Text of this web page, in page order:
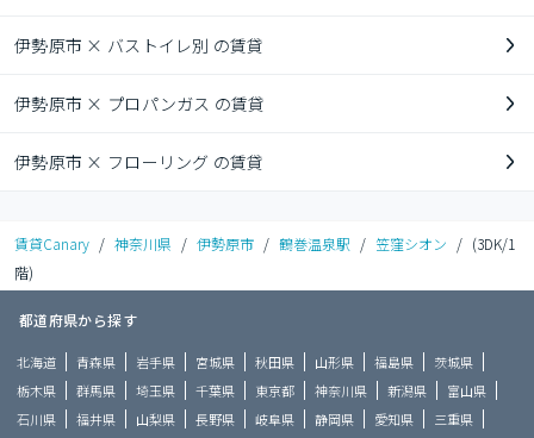
伊勢原市 × バストイレ別 の賃貸
伊勢原市 × プロパンガス の賃貸
伊勢原市 × フローリング の賃貸
賃貸Canary / 神奈川県 / 伊勢原市 / 鶴巻温泉駅 / 笠窪シオン / (3DK/1
階)
都道府県から探す
北海道 青森県 岩手県 宮城県 秋田県 山形県 福島県
茨城県
栃木県
群馬県 埼玉県 千葉県 東京都 神奈川県 新潟県
富山県
石川県
福井県 山梨県 長野県 岐阜県 静岡県 愛知県 三重県